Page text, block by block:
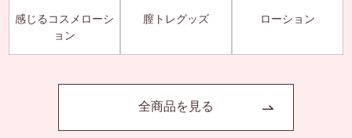
感じるコスメローシ
ョン
膣トレグッズ ローション
全商品を見る